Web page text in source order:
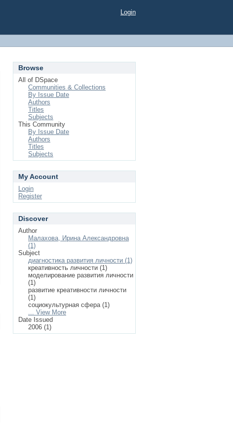
Login
Browse
All of DSpace
Communities & Collections
By Issue Date
Authors
Titles
Subjects
This Community
By Issue Date
Authors
Titles
Subjects
My Account
Login
Register
Discover
Author
Малахова, Ирина Александровна
(1)
Subject
диагностика развития личности (1)
креативность личности (1)
моделирование развития личности
(1)
развитие креативности личности
(1)
социокультурная сфера (1)
... View More
Date Issued
2006 (1)